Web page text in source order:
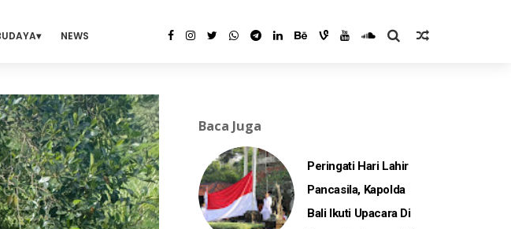
NEWS
Baca Juga
Peringati Hari Lahir
Pancasila, Kapolda
Bali Ikuti Upacara Di